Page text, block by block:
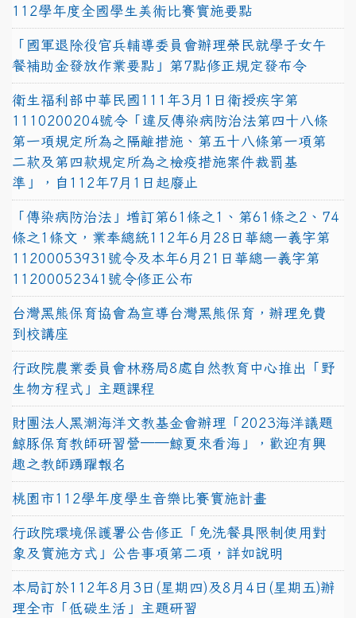
112學年度全國學生美術比賽實施要點
「國軍退除役官兵輔導委員會辦理榮民就學子女午
餐補助金發放作業要點」第7點修正規定發布令
衛生福利部中華民國111年3月1日衛授疾字第
1110200204號令「違反傳染病防治法第四十八條
第一項規定所為之隔離措施、第五十八條第一項第
二款及第四款規定所為之檢疫措施案件裁罰基
準」，自112年7月1日起廢止
「傳染病防治法」增訂第61條之1、第61條之2、74
條之1條文，業奉總統112年6月28日華總一義字第
11200053931號令及本年6月21日華總一義字第
11200052341號令修正公布
台灣黑熊保育協會為宣導台灣黑熊保育，辦理免費
到校講座
行政院農業委員會林務局8處自然教育中心推出「野
生物方程式」主題課程
財團法人黑潮海洋文教基金會辦理「2023海洋議題
鯨豚保育教師研習營──鯨夏來看海」，歡迎有興
趣之教師踴躍報名
桃園市112學年度學生音樂比賽實施計畫
行政院環境保護署公告修正「免洗餐具限制使用對
象及實施方式」公告事項第二項，詳如說明
本局訂於112年8月3日(星期四)及8月4日(星期五)辦
理全市「低碳生活」主題研習